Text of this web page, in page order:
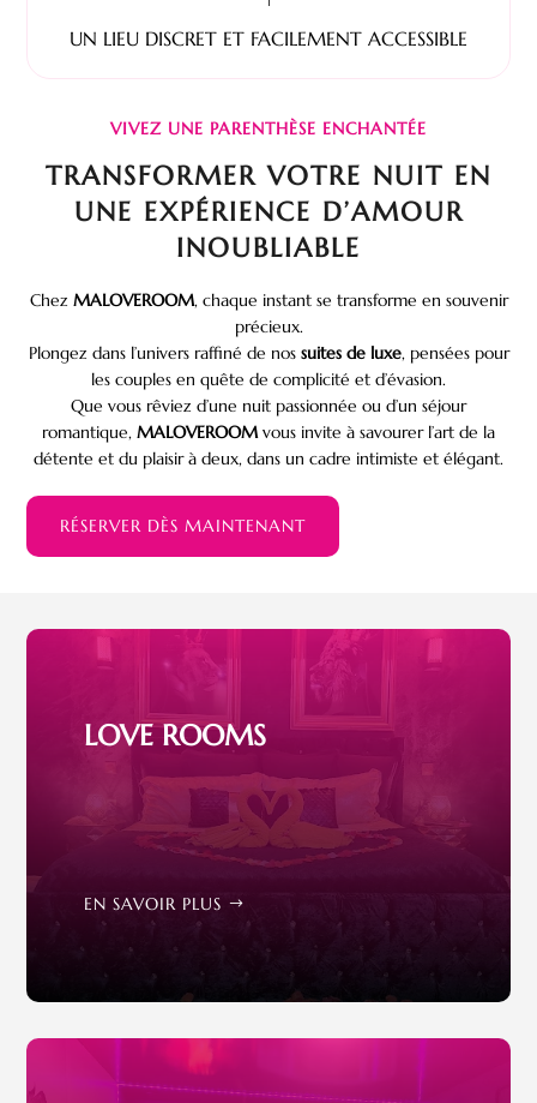
UN LIEU DISCRET ET FACILEMENT ACCESSIBLE
VIVEZ UNE PARENTHÈSE ENCHANTÉE
TRANSFORMER VOTRE NUIT EN
UNE EXPÉRIENCE D’AMOUR
INOUBLIABLE
Chez MALOVEROOM, chaque instant se transforme en souvenir
précieux.
Plongez dans l’univers raffiné de nos suites de luxe, pensées pour
les couples en quête de complicité et d’évasion.
Que vous rêviez d’une nuit passionnée ou d’un séjour
romantique, MALOVEROOMvous invite à savourer l’art de la
détente et du plaisir à deux, dans un cadre intimiste et élégant.
RÉSERVER DÈS MAINTENANT
LOVE ROOMS
EN SAVOIR PLUS